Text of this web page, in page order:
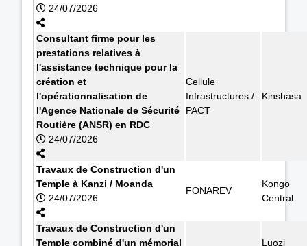
24/07/2026
Consultant firme pour les
prestations relatives à
l'assistance technique pour la
création et
l'opérationnalisation de
l'Agence Nationale de Sécurité
Routière (ANSR) en RDC
24/07/2026
Cellule
Infrastructures /
PACT
Kinshasa
Travaux de Construction d'un
Temple à Kanzi / Moanda
24/07/2026
FONAREV
Kongo
Central
Travaux de Construction d'un
Temple combiné d'un mémorial
Luozi